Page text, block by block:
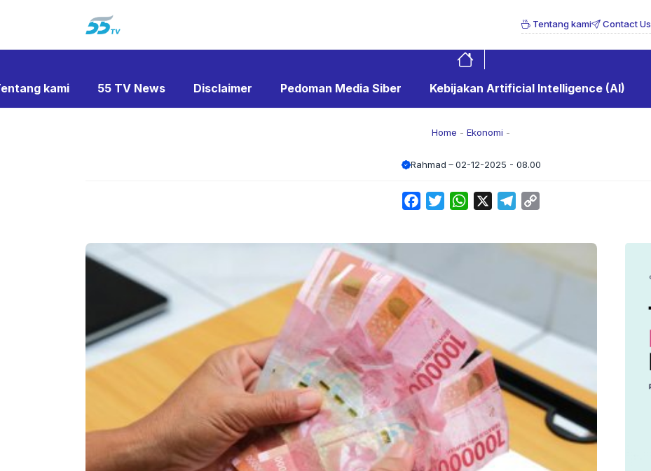
Tentang kami Contact Us
kami 55 TV News Disclaimer Pedoman Media Siber Kebijakan Artificial Intelligence (AI)
Home - Ekonomi -
Rahmad 02-12-2025 - 08.00
FacebookTwitterWhatsApp Telegram